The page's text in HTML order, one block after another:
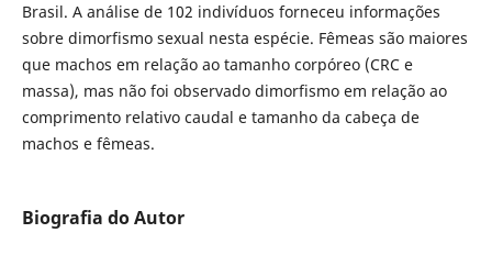
Brasil. A análise de 102 indivíduos forneceu informações
sobre dimorfismo sexual nesta espécie. Fêmeas são maiores
que machos em relação ao tamanho corpóreo (CRC e
massa), mas não foi observado dimorfismo em relação ao
comprimento relativo caudal e tamanho da cabeça de
machos e fêmeas.
Biografia do Autor